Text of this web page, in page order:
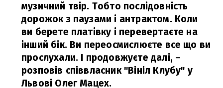
музичний твір. Тобто послідовність
дорожок з паузами і антрактом. Коли
ви берете платівку і перевертаєте на
інший бік. Ви переосмислюєте все що ви
прослухали. І продовжуєте далі, –
розповів співвласник "Вініл Клубу" у
Львові Олег Мацех.